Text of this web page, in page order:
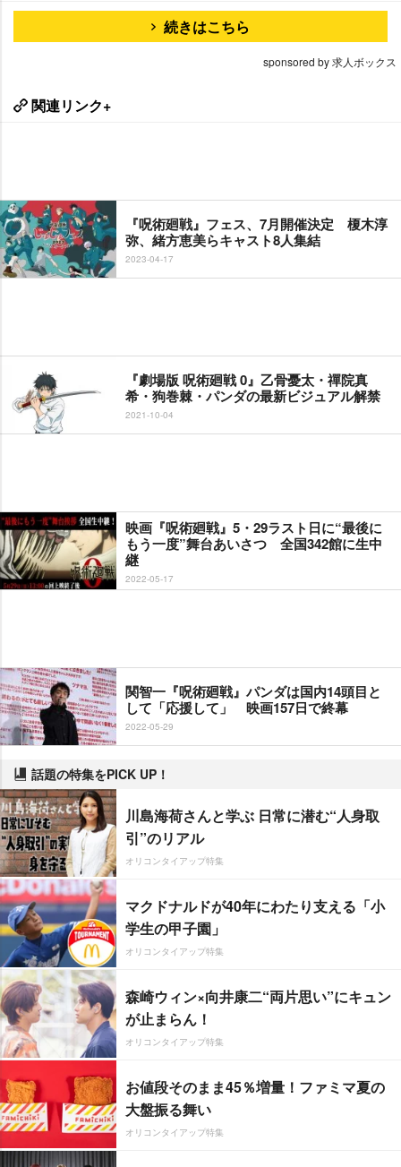
続きはこちら
sponsored by 求人ボックス
関連リンク+
『呪術廻戦』フェス、7月開催決定 榎木淳
弥、緒方恵美らキャスト8人集結
2023-04-17
『劇場版 呪術廻戦 0』乙骨憂太・禪院真
希・狗巻棘・パンダの最新ビジュアル解禁
2021-10-04
映画『呪術廻戦』5・29ラスト日に“最後に
もう一度”舞台あいさつ 全国342館に生中
継
2022-05-17
関智一『呪術廻戦』パンダは国内14頭目と
して「応援して」 映画157日で終幕
2022-05-29
話題の特集をPICK UP！
川島海荷さんと学ぶ 日常に潜む“人身取
引”のリアル
オリコンタイアップ特集
マクドナルドが40年にわたり支える「小
学生の甲子園」
オリコンタイアップ特集
森崎ウィン×向井康二“両片思い”にキュン
が止まらん！
オリコンタイアップ特集
お値段そのまま45％増量！ファミマ夏の
大盤振る舞い
オリコンタイアップ特集